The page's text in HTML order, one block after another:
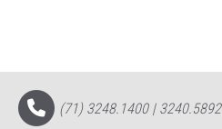
(71) 3248.1400 | 3240.5892